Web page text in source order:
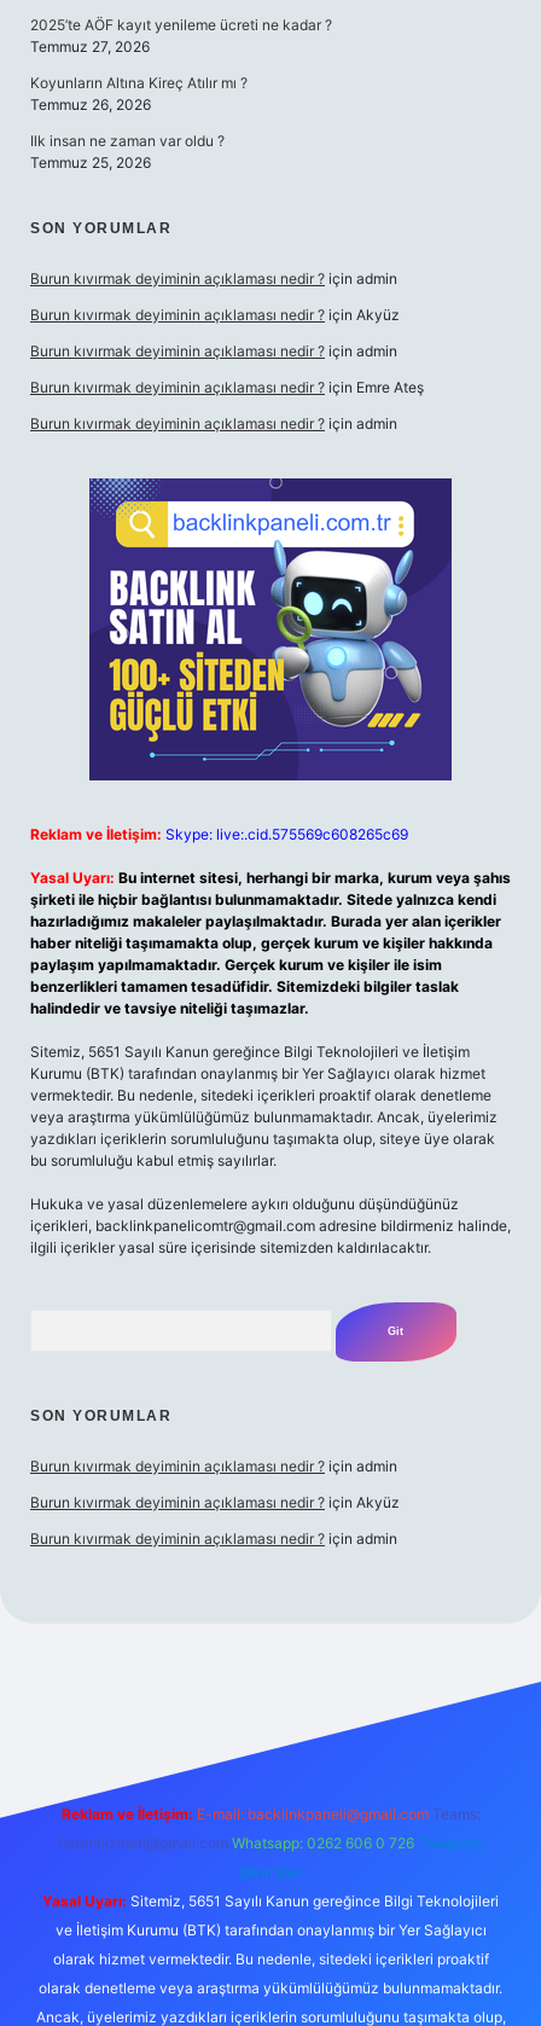
2025’te AÖF kayıt yenileme ücreti ne kadar ?
Temmuz 27, 2026
Koyunların Altına Kireç Atılır mı ?
Temmuz 26, 2026
Ilk insan ne zaman var oldu ?
Temmuz 25, 2026
SON YORUMLAR
Burun kıvırmak deyiminin açıklaması nedir ? için admin
Burun kıvırmak deyiminin açıklaması nedir ? için Akyüz
Burun kıvırmak deyiminin açıklaması nedir ? için admin
Burun kıvırmak deyiminin açıklaması nedir ? için Emre Ateş
Burun kıvırmak deyiminin açıklaması nedir ? için admin
Reklam ve İletişim: Skype: live:.cid.575569c608265c69
Yasal Uyarı: Bu internet sitesi, herhangi bir marka, kurum veya şahıs
şirketi ile hiçbir bağlantısı bulunmamaktadır. Sitede yalnızca kendi
hazırladığımız makaleler paylaşılmaktadır. Burada yer alan içerikler
haber niteliği taşımamakta olup, gerçek kurum ve kişiler hakkında
paylaşım yapılmamaktadır. Gerçek kurum ve kişiler ile isim
benzerlikleri tamamen tesadüfidir. Sitemizdeki bilgiler taslak
halindedir ve tavsiye niteliği taşımazlar.
Sitemiz, 5651 Sayılı Kanun gereğince Bilgi Teknolojileri ve İletişim
Kurumu (BTK) tarafından onaylanmış bir Yer Sağlayıcı olarak hizmet
vermektedir. Bu nedenle, sitedeki içerikleri proaktif olarak denetleme
veya araştırma yükümlülüğümüz bulunmamaktadır. Ancak, üyelerimiz
yazdıkları içeriklerin sorumluluğunu taşımakta olup, siteye üye olarak
bu sorumluluğu kabul etmiş sayılırlar.
Hukuka ve yasal düzenlemelere aykırı olduğunu düşündüğünüz
içerikleri, backlinkpanelicomtr@gmail.com adresine bildirmeniz halinde,
ilgili içerikler yasal süre içerisinde sitemizden kaldırılacaktır.
SON YORUMLAR
Burun kıvırmak deyiminin açıklaması nedir ? için admin
Burun kıvırmak deyiminin açıklaması nedir ? için Akyüz
Burun kıvırmak deyiminin açıklaması nedir ? için admin
Reklam ve İletişim: E-mail: backlinkpaneli@gmail.com Teams:
forumhizmeti@gmail.com Whatsapp: 0262 606 0 726 Telegram:
@karabul
Yasal Uyarı: Sitemiz, 5651 Sayılı Kanun gereğince Bilgi Teknolojileri
ve İletişim Kurumu (BTK) tarafından onaylanmış bir Yer Sağlayıcı
olarak hizmet vermektedir. Bu nedenle, sitedeki içerikleri proaktif
olarak denetleme veya araştırma yükümlülüğümüz bulunmamaktadır.
Ancak, üyelerimiz yazdıkları içeriklerin sorumluluğunu taşımakta olup,